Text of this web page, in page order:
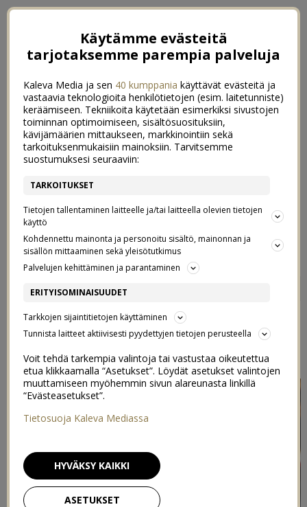
MIKÄ LIIKUTTAA?
VOITA 200 EURON
LAHJAKORTTI REIMALLE
17/10/2017
Käytämme evästeitä
tarjotaksemme parempia palveluja
Kaleva Media ja sen 40 kumppania käyttävät evästeitä ja
vastaavia teknologioita henkilötietojen (esim. laitetunniste)
keräämiseen. Tekniikoita käytetään esimerkiksi sivustojen
toiminnan optimoimiseen, sisältösuosituksiin,
kävijämäärien mittaukseen, markkinointiin sekä
tarkoituksenmukaisiin mainoksiin. Tarvitsemme
suostumuksesi seuraaviin:
TARKOITUKSET
Tietojen tallentaminen laitteelle ja/tai laitteella olevien tietojen
käyttö
Kohdennettu mainonta ja personoitu sisältö, mainonnan ja
sisällön mittaaminen sekä yleisötutkimus
Palvelujen kehittäminen ja parantaminen
ERITYISOMINAISUUDET
Tarkkojen sijaintitietojen käyttäminen
Tunnista laitteet aktiivisesti pyydettyjen tietojen perusteella
Voit tehdä tarkempia valintoja tai vastustaa oikeutettua
etua klikkaamalla “Asetukset”. Löydät asetukset valintojen
muuttamiseen myöhemmin sivun alareunasta linkillä
“Evästeasetukset”.
Tietosuoja Kaleva Mediassa
ASETUKSET
HYVÄKSY KAIKKI